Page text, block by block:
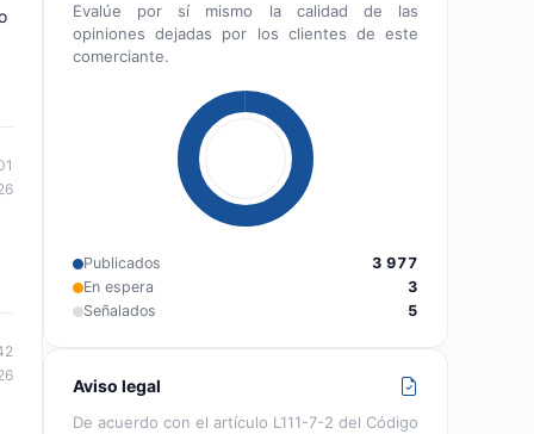
Evalúe por sí mismo la calidad de las
opiniones dejadas por los clientes de este
comerciante.
Publicados
3 977
En espera
3
Señalados
5
Aviso legal
De acuerdo con el artículo L111-7-2 del Código